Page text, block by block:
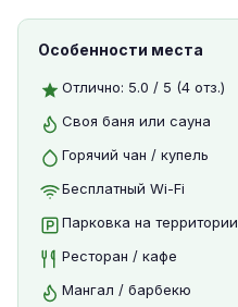
Особенности места
Отлично: 5.0 / 5 (4 отз.)
Своя баня или сауна
Горячий чан / купель
Бесплатный Wi-Fi
Парковка на территории
Ресторан / кафе
Мангал / барбекю